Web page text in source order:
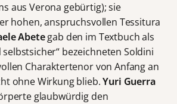
aus Verona gebürtig); sie
hohen, anspruchsvollen Tessitura
Abetegab den im Textbuch als
bezeichneten Soldini
Charaktertenor von Anfang an
ohne Wirkung blieb.Yuri Guerra
glaubwürdig den